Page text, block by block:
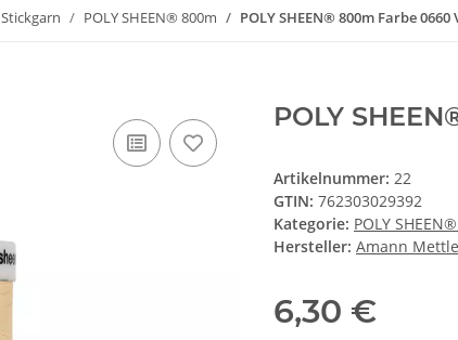
Stickgarn POLY SHEEN® 800m POLY SHEEN® 800m Farbe
POLY
Artikelnummer: 22
GTIN: 762303029392
Kategorie: POLY
Hersteller: Amann
6,30 €